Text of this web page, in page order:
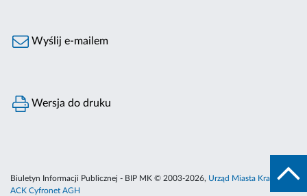
Wyślij e-mailem
Wersja do druku
Biuletyn Informacji Publicznej - BIP MK © 2003-2026, Urząd Miasta Krakowa
ACK Cyfronet AGH